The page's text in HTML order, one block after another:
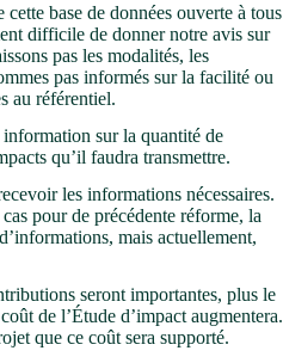
base de données ouverte à tous
difficile de donner notre avis sur
pas les modalités, les
pas informés sur la facilité ou
au référentiel.
sur la quantité de
qu’il faudra transmettre.
les informations nécessaires.
pour de précédente réforme, la
mais actuellement,
seront importantes, plus le
de l’Étude d’impact augmentera.
que ce coût sera supporté.